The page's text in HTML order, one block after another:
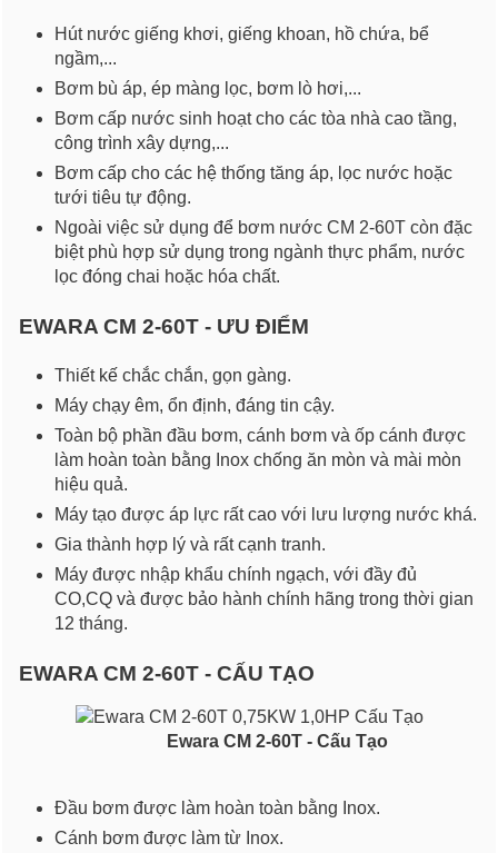
Hút nước giếng khơi, giếng khoan, hồ chứa, bể
ngầm,...
Bơm bù áp, ép màng lọc, bơm lò hơi,...
Bơm cấp nước sinh hoạt cho các tòa nhà cao tầng,
công trình xây dựng,...
Bơm cấp cho các hệ thống tăng áp, lọc nước hoặc
tưới tiêu tự động.
Ngoài việc sử dụng để bơm nước CM 2-60T còn đặc
biệt phù hợp sử dụng trong ngành thực phẩm, nước
lọc đóng chai hoặc hóa chất.
EWARA CM 2-60T - ƯU ĐIỂM
Thiết kế chắc chắn, gọn gàng.
Máy chạy êm, ổn định, đáng tin cậy.
Toàn bộ phần đầu bơm, cánh bơm và ốp cánh được
làm hoàn toàn bằng Inox chống ăn mòn và mài mòn
hiệu quả.
Máy tạo được áp lực rất cao với lưu lượng nước khá.
Gia thành hợp lý và rất cạnh tranh.
Máy được nhập khẩu chính ngạch, với đầy đủ
CO,CQ và được bảo hành chính hãng trong thời gian
12 tháng.
EWARA CM 2-60T - CẤU TẠO
Ewara CM 2-60T - Cấu Tạo
Đầu bơm được làm hoàn toàn bằng Inox.
Cánh bơm được làm từ Inox.